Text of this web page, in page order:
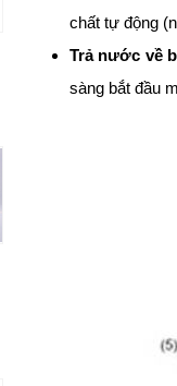
chất tự động
Trả nước về
sàng bắt đầu